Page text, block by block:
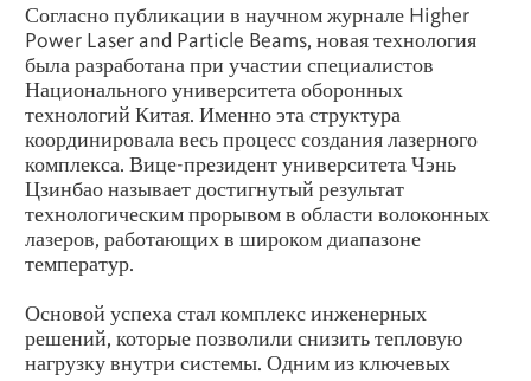
Согласно публикации в научном журнале Higher
Power Laser and Particle Beams, новая технология
была разработана при участии специалистов
Национального университета оборонных
технологий Китая. Именно эта структура
координировала весь процесс создания лазерного
комплекса. Вице-президент университета Чэнь
Цзинбао называет достигнутый результат
технологическим прорывом в области волоконных
лазеров, работающих в широком диапазоне
температур.
Основой успеха стал комплекс инженерных
решений, которые позволили снизить тепловую
нагрузку внутри системы. Одним из ключевых